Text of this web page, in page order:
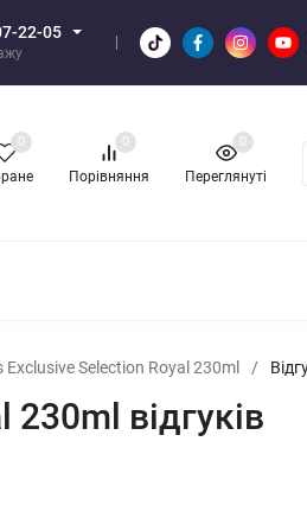
22-05
0
Порівняння
0
Переглянуті
0
Selection Royal 230ml /
відгуків